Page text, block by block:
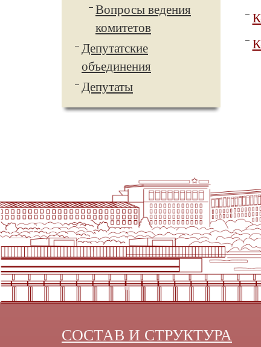
Вопросы ведения
комитетов
Депутатские
объединения
Депутаты
СОСТАВ И СТРУКТУРА